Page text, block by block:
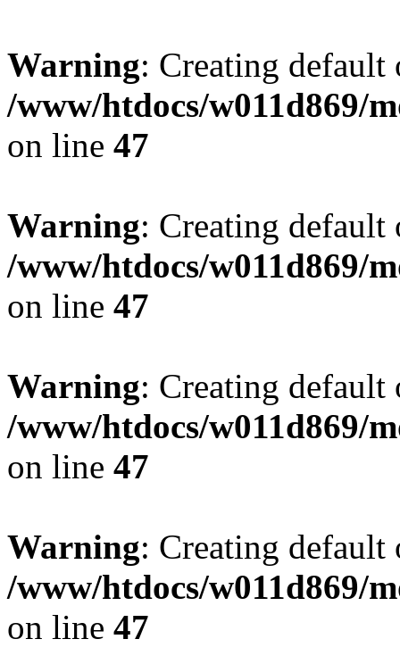
Warning: Creating
/www/htdocs/w011d869/
on line 47
Warning: Creating
/www/htdocs/w011d869/
on line 47
Warning: Creating
/www/htdocs/w011d869/
on line 47
Warning: Creating
/www/htdocs/w011d869/
on line 47